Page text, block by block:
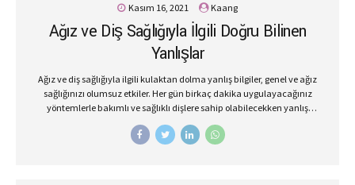
ve şekil bozuklukları için tedaviye ihtiyaç duyabilir. Gülüş tasarımı
yöntemi ile kişi hayallerinde gülüşe...
Kasım 16, 2021 Kaang
Ağız ve Diş Sağlığıyla İlgili Doğru Bilinen
Yanlışlar
Ağız ve diş sağlığıyla ilgili kulaktan dolma yanlış bilgiler, genel ve ağız
sağlığınızı olumsuz etkiler. Her gün birkaç dakika uygulayacağınız
yöntemlerle bakımlı ve sağlıklı dişlere sahip olabilecekken yanlış
uygulamalar, ağız ve diş sağlığınızın bozulmasına ve ciddi hasarlara
yol açabilmektedir. Diş çürük tedavisinden diş fırçalama yöntemine